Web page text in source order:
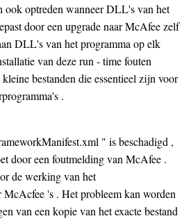
ook optreden wanneer DLL's van het
door een upgrade naar McAfee zelf
DLL's van het programma op elk
van deze run - time fouten
bestanden die essentieel zijn voor
.
" is beschadigd ,
door een foutmelding van McAfee .
de werking van het
McAcfee 's . Het probleem kan worden
van een kopie van het exacte bestand